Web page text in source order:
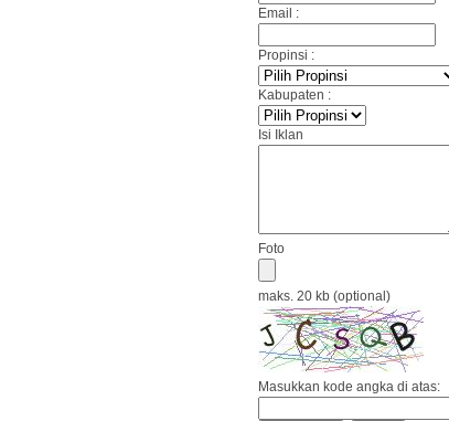
Email :
Propinsi :
Kabupaten :
Isi Iklan
Foto
maks. 20 kb (optional)
Masukkan kode angka di atas: